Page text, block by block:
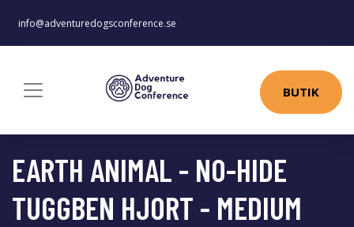
info@adventuredogsconference.se
BUTIK
EARTH ANIMAL - NO-HIDE
TUGGBEN HJORT - MEDIUM